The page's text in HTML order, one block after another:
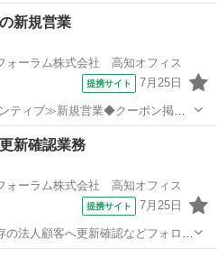
新規営業
ォーラム株式会社 高知オフィス
提携サイト 7月25日
ティブ≫新規営業◆クーポン掲載
営業
新確認業務
ォーラム株式会社 高知オフィス
提携サイト 7月25日
法人顧客へ更新確認などフォロー